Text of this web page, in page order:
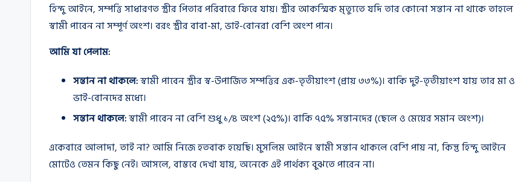
হিন্দু আইনে, সম্পত্তি সাধারণত স্ত্রীর পিতার পরিবারে ফিরে যায়। স্ত্রীর আকস্মিক মৃত্যুতে যদি তার কোনো সন্তান না থাকে তাহলে
স্বামী পাবেন না সম্পূর্ণ অংশ। বরং স্ত্রীর বাবা-মা, ভাই-বোনরা বেশি অংশ পান।
আমি যা পেলাম:
সন্তান না থাকলে:স্বামী পাবেন স্ত্রীর স্ব-উপার্জিত সম্পত্তির এক-তৃতীয়াংশ (প্রায় ৩৩%)। বাকি দুই-তৃতীয়াংশ যায় তার মা ও
ভাই-বোনদের মধ্যে।
সন্তান থাকলে:স্বামী পাবেন না বেশি শুধু ১/৪ অংশ (২৫%)। বাকি ৭৫% সন্তানদের (ছেলে ও মেয়ের সমান অংশ)।
একেবারে আলাদা, তাই না? আমি নিজে হতবাক হয়েছি। মুসলিম আইনে স্বামী সন্তান থাকলে বেশি পায় না, কিন্তু হিন্দু আইনে
মোটেও তেমন কিছু নেই। আসলে, বাস্তবে দেখা যায়, অনেকে এই পার্থক্য বুঝতে পারেন না।